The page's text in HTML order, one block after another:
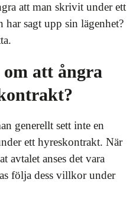
att man skrivit under ett
sagt upp sin lägenhet?
om att ångra
generellt sett inte en
ett hyreskontrakt. När
avtalet anses det vara
följa dess villkor under